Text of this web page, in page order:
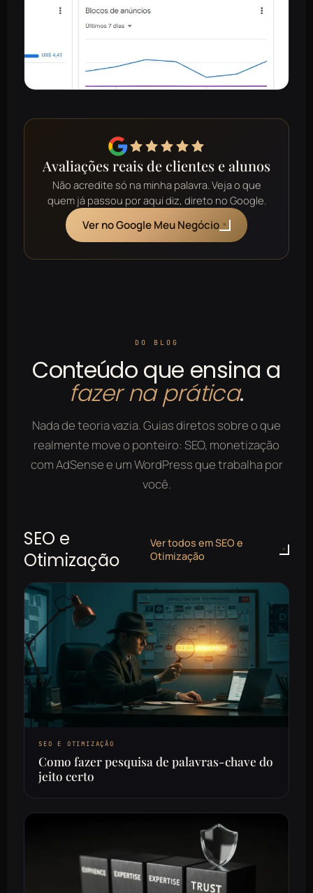
Avaliações reais de clientes e alunos
Não acredite só na minha palavra. Veja o que
quem já passou por aqui diz, direto no Google.
Ver no Google Meu Negócio
DO BLOG
Conteúdo que ensina a
fazer na prática.
Nada de teoria vazia. Guias diretos sobre o que
realmente move o ponteiro: SEO, monetização
com AdSense e um WordPress que trabalha por
você.
SEO e
Otimização
Ver todos em SEO e
Otimização
SEO E OTIMIZAÇÃO
Como fazer pesquisa de palavras-chave do
jeito certo